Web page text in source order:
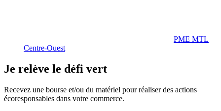
PME MTL
Centre-Ouest
Je relève le défi vert
Recevez une bourse et/ou du matériel pour réaliser des actions
écoresponsables dans votre commerce.